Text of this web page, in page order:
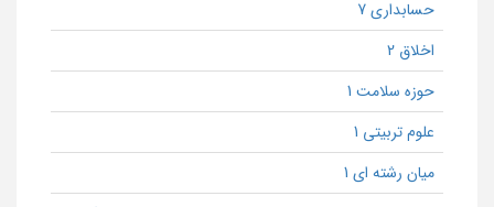
حسابداری 7
اخلاق 2
حوزه سلامت 1
علوم تربیتی 1
میان رشته ای 1